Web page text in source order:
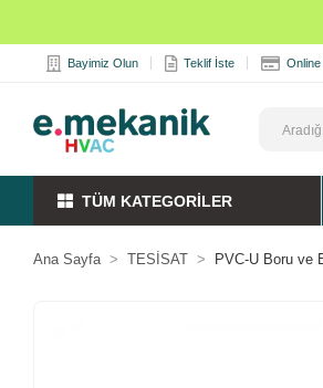
Bayimiz Olun Teklif İste
TÜM KATEGORİLER
Ana Sayfa TESİSAT PVC-U Boru ve